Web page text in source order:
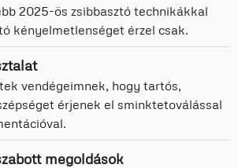
2025-ös zsibbasztó technikákkal
kényelmetlenséget érzel csak.
vendégeimnek, hogy tartós,
érjenek el sminktetoválással
megoldások